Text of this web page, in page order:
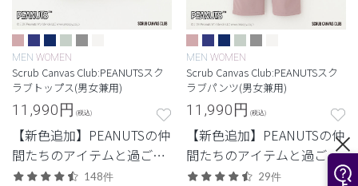
MEN WOMEN
Scrub Canvas Club:PEANUTSスク
ラブトップス(男女兼用)
11,990円 (税込)
【新色追加】PEANUTSの仲
間たちのアイテムと過ご
す、心あたたまるスクラブ
148件
MEN WOMEN
Scrub Canvas Club:PEANUTSスク
ラブパンツ(男女兼用)
11,990円 (税込)
【新色追加】PEANUTSの仲
間たちのアイテムと過ご
す、心あたたまるスクラブ
29件